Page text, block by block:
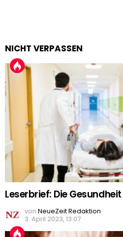
NICHT VERPASSEN
Leserbrief: Die
von NeueZeit Redaktion
3. April 2023, 13:07